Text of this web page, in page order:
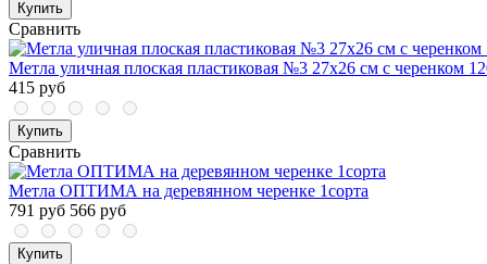
Купить
Сравнить
Метла уличная плоская пластиковая №3 27x26 см с черенком
415 руб
Купить
Сравнить
Метла ОПТИМА на деревянном черенке 1сорта
791 руб 566 руб
Купить